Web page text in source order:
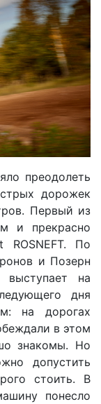
преодолеть
дорожек
Первый из
и прекрасно
По
и Позерн
на
дня
на дорогах
в этом
знакомы. Но
допустить
стоить. В
понесло